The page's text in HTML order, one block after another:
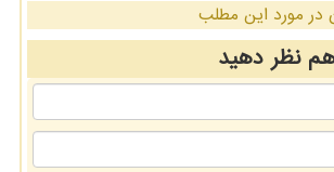
در مورد این مطلب
همنظر دهید